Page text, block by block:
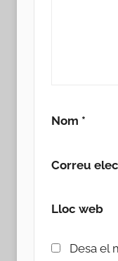
Nom *
Correu
Lloc web
Desa el